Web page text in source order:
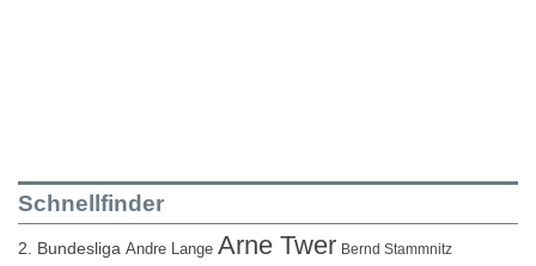
Schnellfinder
2. Bundesliga Andre Lange Arne Twer Bernd Stammnitz